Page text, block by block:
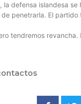
la defensa islandesa
penetrarla. El
tendremos